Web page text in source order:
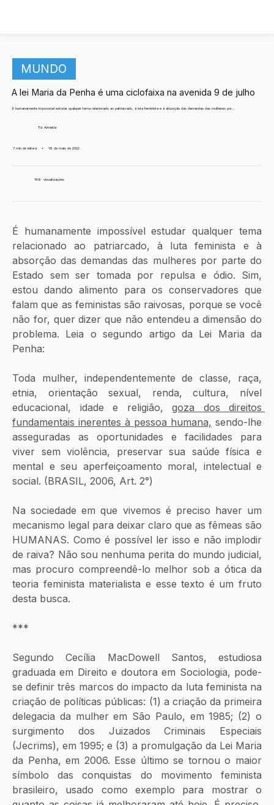
MUNDO
A lei Maria da Penha é uma ciclofaixa na avenida 9 de julho
É humanamente impossível estudar qualquer tema relacionado ao patriarcado, à luta feminista e à absorção das demandas das mulheres por...
Tiz Almeida
7 min de leitura • 19 de maio de 2022
149 visualizações
É humanamente impossível estudar qualquer tema
relacionado ao patriarcado, à luta feminista e à
absorção das demandas das mulheres por parte do
Estado sem ser tomada por repulsa e ódio. Sim,
estou dando alimento para os conservadores que
falam que as feministas são raivosas, porque se você
não for, quer dizer que não entendeu a dimensão do
problema. Leia o segundo artigo da Lei Maria da
Penha:
Toda mulher, independentemente de classe, raça,
etnia, orientação sexual, renda, cultura, nível
educacional, idade e religião, goza dos direitos
fundamentais inerentes à pessoa humana, sendo-lhe
asseguradas as oportunidades e facilidades para
viver sem violência, preservar sua saúde física e
mental e seu aperfeiçoamento moral, intelectual e
social. (BRASIL, 2006, Art. 2°)
Na sociedade em que vivemos é preciso haver um
mecanismo legal para deixar claro que as fêmeas são
HUMANAS. Como é possível ler isso e não implodir
de raiva? Não sou nenhuma perita do mundo judicial,
mas procuro compreendê-lo melhor sob a ótica da
teoria feminista materialista e esse texto é um fruto
desta busca.
***
Segundo Cecília MacDowell Santos, estudiosa
graduada em Direito e doutora em Sociologia, pode-
se definir três marcos do impacto da luta feminista na
criação de políticas públicas: (1) a criação da primeira
delegacia da mulher em São Paulo, em 1985; (2) o
surgimento dos Juizados Criminais Especiais
(Jecrims), em 1995; e (3) a promulgação da Lei Maria
da Penha, em 2006. Esse último se tornou o maior
símbolo das conquistas do movimento feminista
brasileiro, usado como exemplo para mostrar o